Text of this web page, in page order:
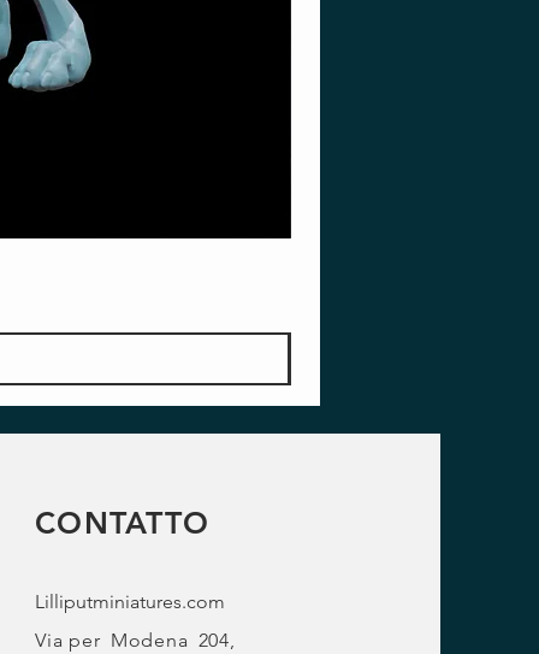
CONTATTO
Lilliputminiatures.com
Via per Modena 204,